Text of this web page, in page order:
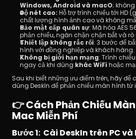
Windows, Android và macO; không
Độ nét cao: Hỗ trợ trình chiếu tới HD
chất lượng hình ảnh cao và không
Bảo mật cấp quân sự: Mã hóa AES
phản chiếu, ngăn chặn chặn bắt và rò
Thiết lập không rắc rối: 3 bước để
hình với đồng nghiệp và khách hàng.
Không bị giới hạn mạng: Trình
ngay cả khi dùng khác WiFi hoặc
Sau khi biết những ưu điểm trên, hãy
dùng DeskIn để phản chiếu màn hình từ
👉 Cách Phản Chiếu
Mac Miễn Phí
Bước 1:  Cài DeskIn trên PC